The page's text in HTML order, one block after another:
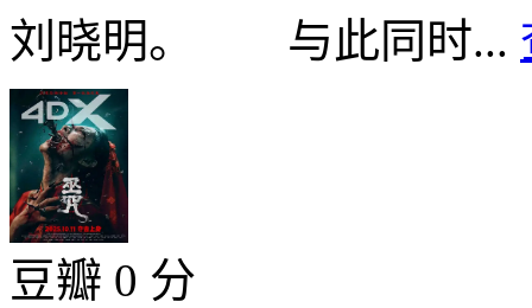
刘晓明。 与此同时...
豆瓣 0 分